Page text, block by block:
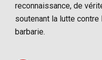
reconnaissance, de
soutenant la lutte
barbarie.